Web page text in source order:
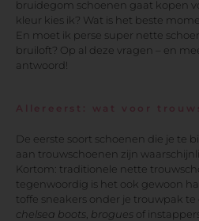
bruidegom schoenen gaat kopen
kleur kies ik? Wat is het beste
En moet ik perse super nette
bruiloft? Op al deze vragen – en
antwoord!
Allereerst: wat voor
De eerste soort schoenen die je te
aan trouwschoenen zijn
Kortom: traditionele nette
tegenwoordig is het ook gewoon
toffe sneakers onder je trouwpak
chelsea boots brogues of